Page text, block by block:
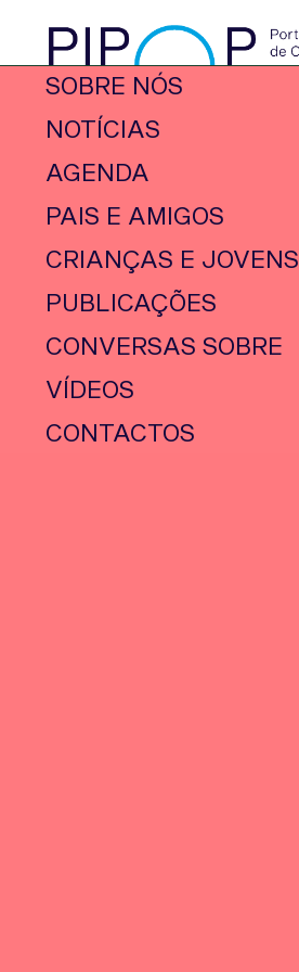
SOBRE NÓS
NOTÍCIAS
AGENDA
PAIS E AMIGOS
CRIANÇAS E JOVENS
PUBLICAÇÕES
CONVERSAS SOBRE
VÍDEOS
CONTACTOS